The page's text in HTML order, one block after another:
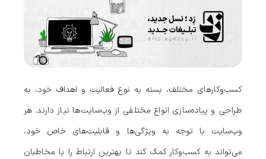
کسب‌وکارهای مختلف، بسته به نوع فعالیت و اهداف خود، به
طراحی و پیاده‌سازی انواع مختلفی از وب‌سایت‌ها نیاز دارند. هر
وب‌سایت با توجه به ویژگی‌ها و قابلیت‌های خاص خود،
می‌تواند به کسب‌وکار کمک کند تا بهترین ارتباط را با مخاطبان